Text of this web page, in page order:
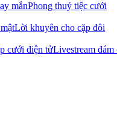
mắnPhong thuỷ tiệc cưới
Lời khuyên cho cặp đôi
cưới điện tửLivestream đám